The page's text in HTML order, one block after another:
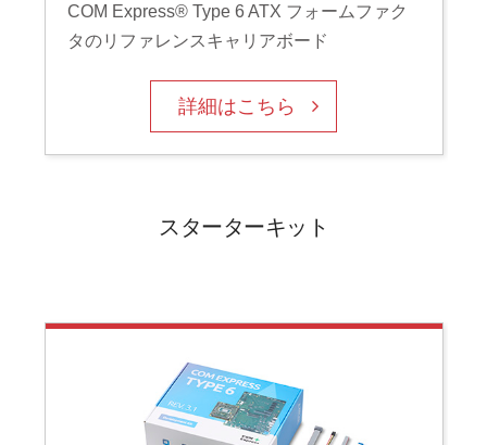
COM Express® Type 6 ATX フォームファク
タのリファレンスキャリアボード
詳細はこちら
スターターキット